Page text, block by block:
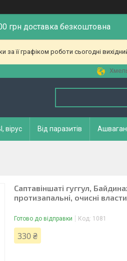
грн доставка безкоштовна
її графіком роботи сьогодні
вірус Від паразитів
Саптавіншаті гуггул,
протизапальні, очисні
Готово до відправки Код: 1081
330 ₴